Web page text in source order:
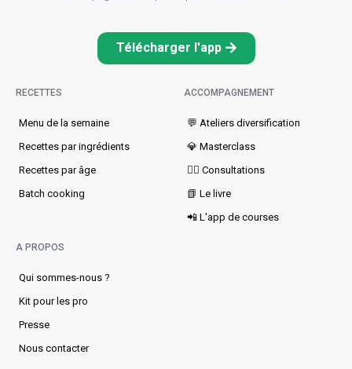
Télécharger l'app
RECETTES
Menu de la semaine​
Recettes par ingrédients
Recettes par âge
Batch cooking
ACCOMPAGNEMENT
💬 Ateliers diversification
💎 Masterclass
👩‍⚕️ Consultations
📗 Le livre
📲 L'app de courses
A PROPOS
Qui sommes-nous ?
Kit pour les pro
Presse
Nous contacter